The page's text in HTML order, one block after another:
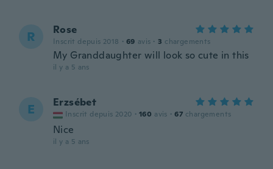
R Rose
Inscrit depuis 2018 · 69 avis · 3 chargements
My Granddaughter will look so cute in this
il y a 5 ans
E Erzsébet
Inscrit depuis 2020 · 160 avis · 67 chargements
Nice
il y a 5 ans